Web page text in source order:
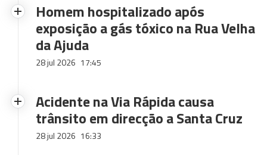
Homem hospitalizado após
exposição a gás tóxico na Rua Velha
da Ajuda
28 jul 2026 17:45
Acidente na Via Rápida causa
trânsito em direcção a Santa Cruz
28 jul 2026 16:33